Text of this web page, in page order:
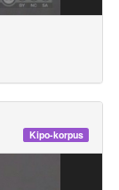
Kipo-korpus